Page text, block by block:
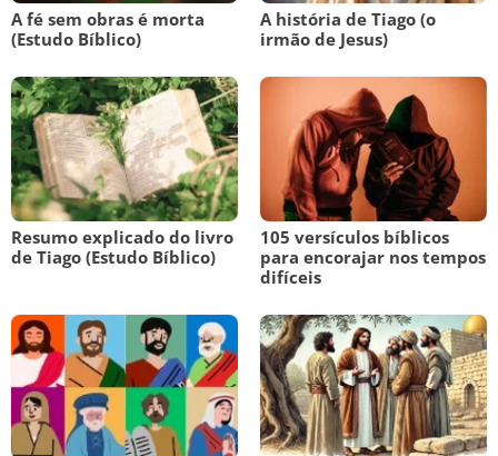
A fé sem obras é morta
(Estudo Bíblico)
A história de Tiago (o
irmão de Jesus)
Resumo explicado do livro
de Tiago (Estudo Bíblico)
105 versículos bíblicos
para encorajar nos tempos
difíceis